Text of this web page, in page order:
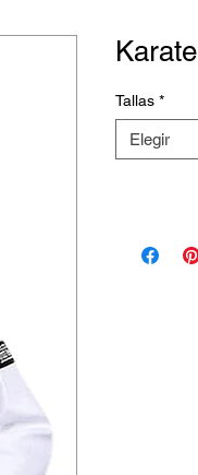
Tallas *
Elegir